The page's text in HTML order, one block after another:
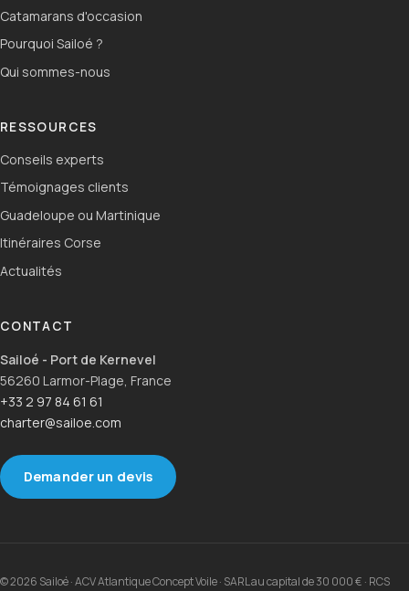
Catamarans d'occasion
Pourquoi Sailoé ?
Qui sommes-nous
RESSOURCES
Conseils experts
Témoignages clients
Guadeloupe ou Martinique
Itinéraires Corse
Actualités
CONTACT
Sailoé - Port de Kernevel
56260 Larmor-Plage, France
+33 2 97 84 61 61
charter@sailoe.com
Demander un devis
© 2026 Sailoé · ACV Atlantique Concept Voile · SARL au capital de 30 000 € · RCS